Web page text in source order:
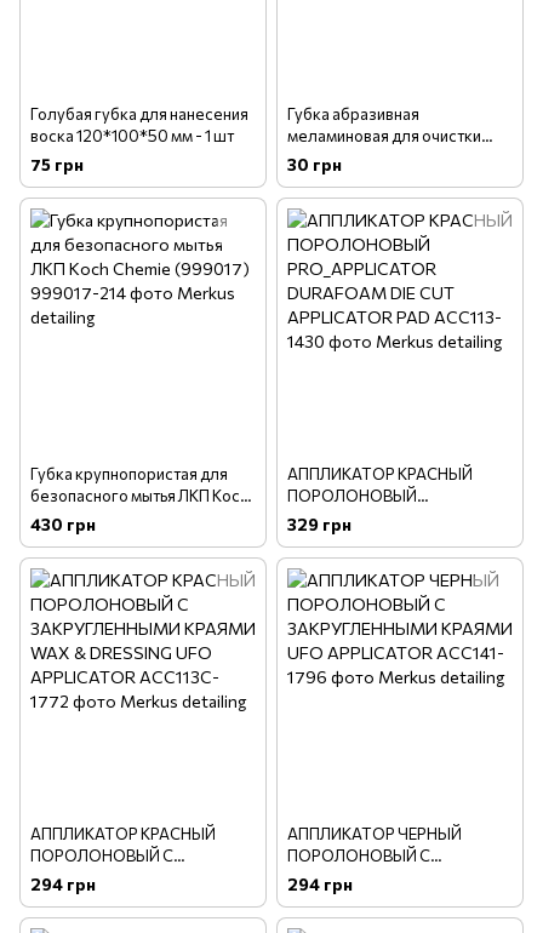
Голубая губка для нанесения
воска 120*100*50 мм - 1 шт
75 грн
Губка абразивная
меламиновая для очистки
10х6х2
30 грн
Губка крупнопористая для
безопасного мытья ЛКП Koch
Chemie (999017)
430 грн
АППЛИКАТОР КРАСНЫЙ
ПОРОЛОНОВЫЙ
PRO_APPLICATOR
DURAFOAM DIE CUT
APPLICATOR PAD
329 грн
АППЛИКАТОР КРАСНЫЙ
ПОРОЛОНОВЫЙ C
ЗАКРУГЛЕННЫМИ КРАЯМИ
WAX & DRESSING UFO
APPLICATOR
294 грн
АППЛИКАТОР ЧЕРНЫЙ
ПОРОЛОНОВЫЙ С
ЗАКРУГЛЕННЫМИ КРАЯМИ
UFO APPLICATOR
294 грн